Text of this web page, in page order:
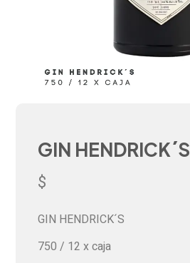
GIN HENDRICK´S
$
GIN HENDRICK´S
750 / 12 x caja